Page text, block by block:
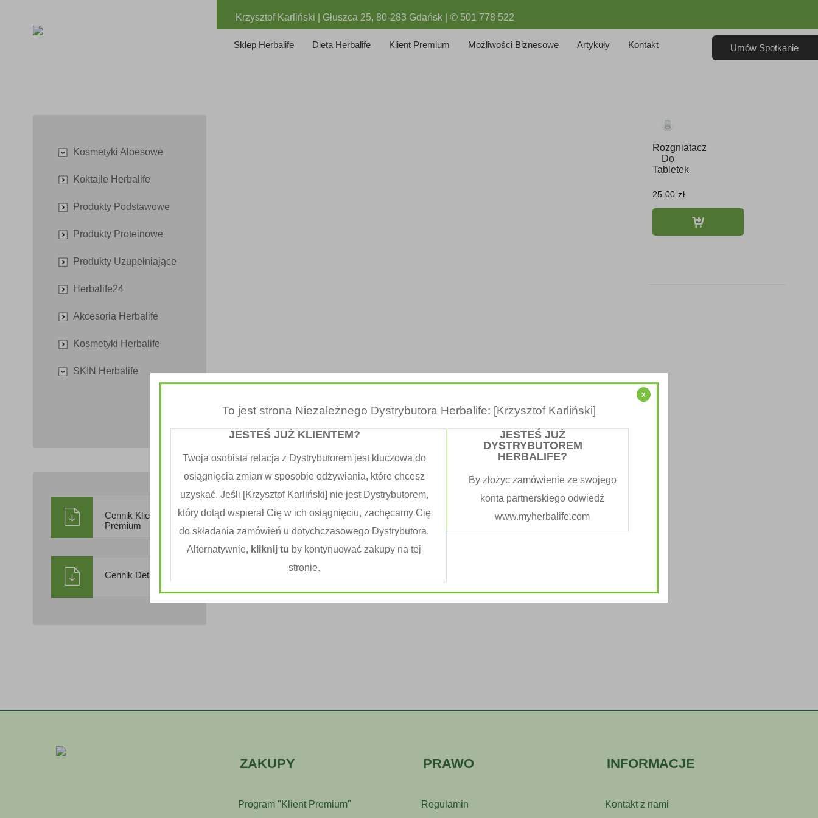
Krzysztof Karliński | Głuszca 25, 80-283 Gdańsk | ✆ 501 778 522
Sklep Herbalife Dieta Herbalife Klient Premium Możliwości Biznesowe Artykuły Kontakt Umów Spotkanie
Kosmetyki Aloesowe
Koktajle Herbalife
Produkty Podstawowe
Produkty Proteinowe
Produkty Uzupełniające
Herbalife24
Akcesoria Herbalife
Kosmetyki Herbalife
SKIN Herbalife
Cennik Klienta
Premium
Cennik Detaliczny
Rozgniatacz
Do
Tabletek
25.00zł
ZAKUPY
Program "Klient Premium"
PRAWO
Regulamin
INFORMACJE
Kontakt z nami
x
To jest strona Niezależnego Dystrybutora Herbalife: [Krzysztof Karliński]
JESTEŚ JUŻ KLIENTEM?
Twoja osobista relacja z Dystrybutorem jest kluczowa do
osiągnięcia zmian w sposobie odżywiania, które chcesz
uzyskać. Jeśli [Krzysztof Karliński] nie jest Dystrybutorem,
który dotąd wspierał Cię w ich osiągnięciu, zachęcamy Cię
do składania zamówień u dotychczasowego Dystrybutora.
Alternatywnie, kliknij tu by kontynuować zakupy na tej
stronie.
JESTEŚ JUŻ
DYSTRYBUTOREM
HERBALIFE?
By złożyc zamówienie ze swojego
konta partnerskiego odwiedź
www.myherbalife.com